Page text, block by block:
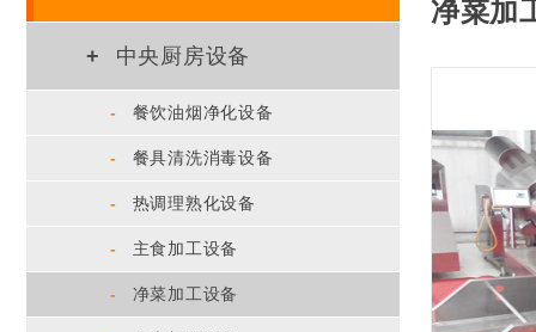
+ 中央厨房设备
- 餐饮油烟净化设备
- 餐具清洗消毒设备
- 热调理熟化设备
- 主食加工设备
- 净菜加工设备
净菜加